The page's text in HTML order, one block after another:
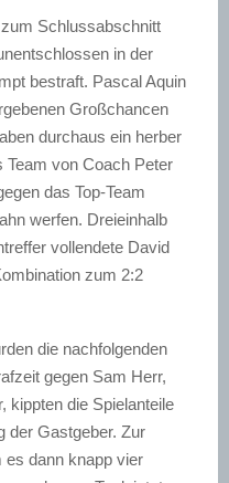
Schlussabschnitt
in der
bestraft. Pascal Aquin
Großchancen
durchaus ein herber
Team von Coach Peter
das Top-Team
werfen. Dreieinhalb
vollendete David
zum 2:2
die nachfolgenden
gegen Sam Herr,
kippten die Spielanteile
der Gastgeber. Zur
es dann knapp vier